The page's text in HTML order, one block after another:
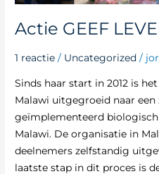
Actie GEEF
1 reactie / Uncategorized /
Sinds haar start in 2012 is
Malawi uitgegroeid naar een
geïmplementeerd
Malawi. De organisatie in
deelnemers zelfstandig
laatste stap in dit proces is